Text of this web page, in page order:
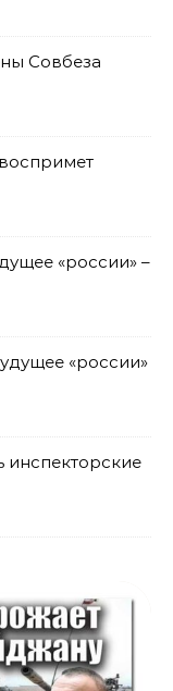
Совбеза
«россии» –
«россии»
инспекторские